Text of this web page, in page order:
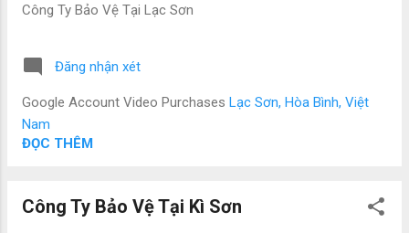
Công Ty Bảo Vệ Tại Lạc Sơn
Đăng nhận xét
Google Account Video Purchases Lạc Sơn, Hòa Bình, Việt
Nam
ĐỌC THÊM
Công Ty Bảo Vệ Tại Kì Sơn